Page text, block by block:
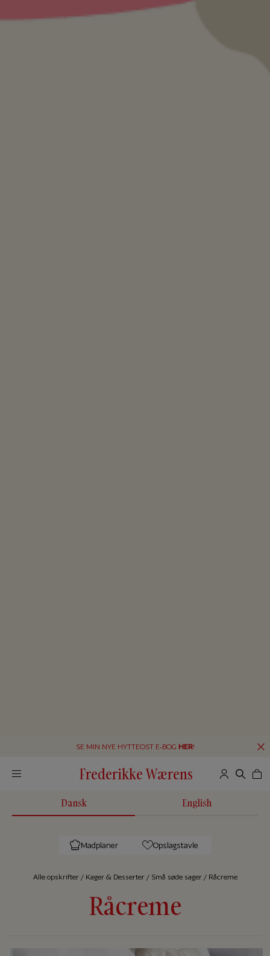
SE MIN NYE HYTTEOST E-BOG HER!
Frederikke Wærens
Dansk English
Madplaner Opslagstavle
Alle op­skrif­ter/ Kager & Desserter/ Små søde sager/ Råcreme
Råcreme